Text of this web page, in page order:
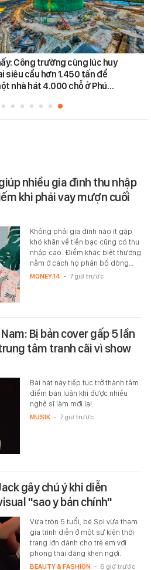
Công trường cùng lúc huy
siêu cẩu hơn 1.450 tấn để
nhà hát 4.000 chỗ ở Phú…
nhiều gia đình thu nhập
khi phải vay mượn cuối
Không phải gia đình nào ít gặp
khó khăn về tiền bạc cũng có thu
nhập cao. Điểm khác biệt thường
nằm ở cách họ phân bổ dòng…
MONEY.14 - 7 giờ trước
Bị bản cover gấp 5 lần
tâm tranh cãi vì show
Bài hát này tiếp tục trở thành tâm
điểm bàn luận khi được nhiều
nghệ sĩ làm mới lại.
MUSIK - 7 giờ trước
gây chú ý khi diễn
"sao y bản chính"
Vừa tròn 5 tuổi, bé Sol vừa tham
gia trình diễn ở một sự kiện thời
trang lớn dành cho trẻ em với
phong thái đáng khen ngợi.
BEAUTY & FASHION - 6 giờ trước